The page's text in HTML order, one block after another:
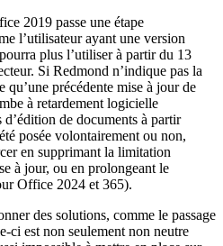
2019 passe une étape
l’utilisateur ayant une version
plus l’utiliser à partir du 13
Si Redmond n’indique pas la
précédente mise à jour de
à retardement logicielle
de documents à partir
posée volontairement ou non,
en supprimant la limitation
à jour, ou en prolongeant le
Office 2024 et 365).
des solutions, comme le passage
ci est non seulement non neutre